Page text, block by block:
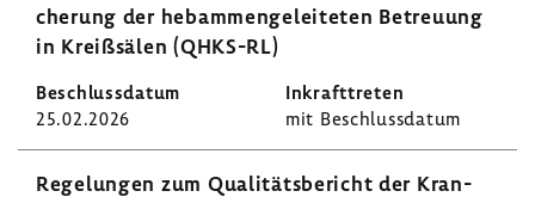
che­rung der hebam­men­ge­lei­teten Betreuung
in Kreiß­sälen (QHKS-RL)
25.02.2026 mit Beschluss­datum
Rege­lungen zum Quali­täts­be­richt der Kran­